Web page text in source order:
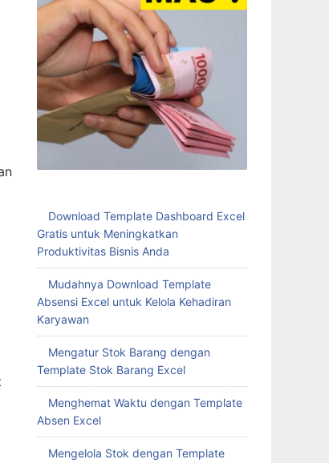
Download Template Dashboard Excel
Gratis untuk Meningkatkan
Produktivitas Bisnis Anda
Mudahnya Download Template
Absensi Excel untuk Kelola Kehadiran
Karyawan
Mengatur Stok Barang dengan
Template Stok Barang Excel
Menghemat Waktu dengan Template
Absen Excel
Mengelola Stok dengan Template